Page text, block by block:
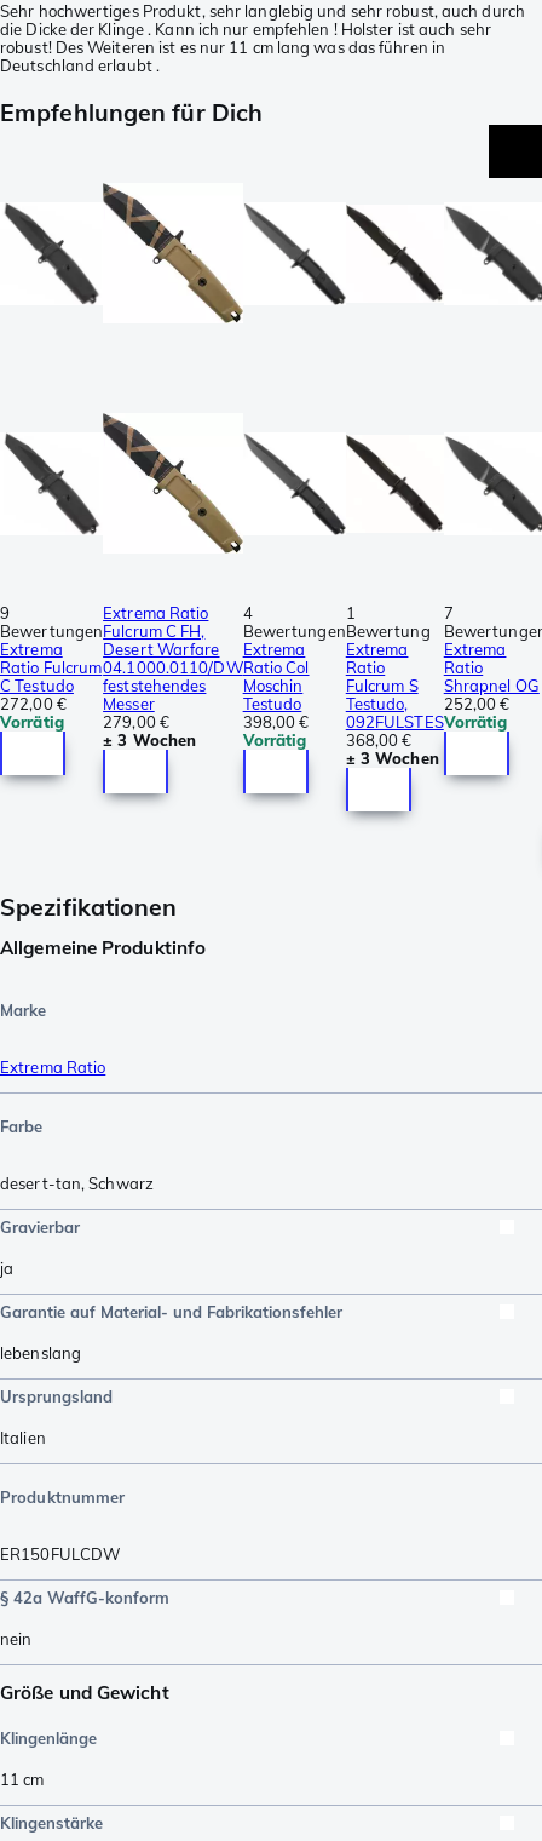
Sehr hochwertiges Produkt, sehr langlebig und sehr robust, auch durch
die Dicke der Klinge . Kann ich nur empfehlen ! Holster ist auch sehr
robust! Des Weiteren ist es nur 11 cm lang was das führen in
Deutschland erlaubt .
Empfehlungen für Dich
9
Bewertungen
Extrema
Ratio Fulcrum
C Testudo
272,00 €
Vorrätig
Extrema Ratio
Fulcrum C FH,
Desert Warfare
04.1000.0110/DW
feststehendes
Messer
279,00 €
± 3 Wochen
4
Bewertungen
Extrema
Ratio Col
Moschin
Testudo
398,00 €
Vorrätig
1
Bewertung
Extrema
Ratio
Fulcrum S
Testudo,
092FULSTES
368,00 €
± 3 Wochen
7
Extrema
Ratio
Shrapnel OG
252,00 €
Vorrätig
Spezifikationen
Allgemeine Produktinfo
Marke
Extrema Ratio
Farbe
desert-tan,Schwarz
Gravierbar
ja
Garantie auf Material- und Fabrikationsfehler
lebenslang
Ursprungsland
Italien
Produktnummer
ER150FULCDW
§ 42a WaffG-konform
nein
Größe und Gewicht
Klingenlänge
11 cm
Klingenstärke